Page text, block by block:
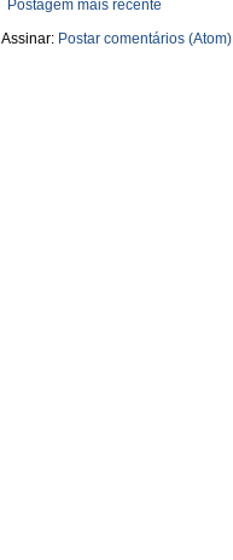
Postagem mais recente
Assinar: Postar comentários (Atom)